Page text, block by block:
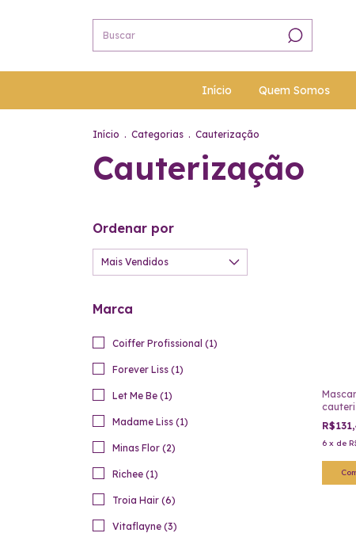
Início Quem Somos
Início . Categorias . Cauterização
Cauterização
Ordenar por
Marca
Coiffer Profissional (1)
Forever Liss (1)
Let Me Be (1)
Madame Liss (1)
Minas Flor (2)
Richee (1)
Troia Hair (6)
Vitaflayne (3)
Minas
6 x de